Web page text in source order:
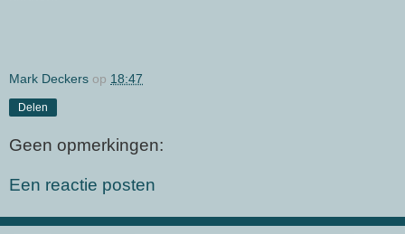
Mark Deckers op 18:47
Delen
Geen opmerkingen:
Een reactie posten